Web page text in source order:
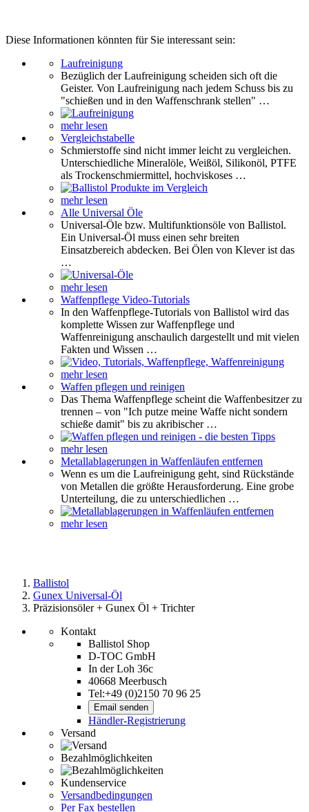
Diese Informationen könnten für Sie interessant sein:
Laufreinigung
Bezüglich der Laufreinigung scheiden sich oft die
Geister. Von Laufreinigung nach jedem Schuss bis zu
"schießen und in den Waffenschrank stellen" …
mehr lesen
Vergleichstabelle
Schmierstoffe sind nicht immer leicht zu vergleichen.
Unterschiedliche Mineralöle, Weißöl, Silikonöl, PTFE
als Trockenschmiermittel, hochviskoses …
mehr lesen
Alle Universal Öle
Universal-Öle bzw. Multifunktionsöle von Ballistol.
Ein Universal-Öl muss einen sehr breiten
Einsatzbereich abdecken. Bei Ölen von Klever ist das
…
mehr lesen
Waffenpflege Video-Tutorials
In den Waffenpflege-Tutorials von Ballistol wird das
komplette Wissen zur Waffenpflege und
Waffenreinigung anschaulich dargestellt und mit vielen
Fakten und Wissen …
mehr lesen
Waffen pflegen und reinigen
Das Thema Waffenpflege scheint die Waffenbesitzer zu
trennen – von "Ich putze meine Waffe nicht sondern
schieße damit" bis zu akribischer …
mehr lesen
Metallablagerungen in Waffenläufen entfernen
Wenn es um die Laufreinigung geht, sind Rückstände
von Metallen die größte Herausforderung. Eine grobe
Unterteilung, die zu unterschiedlichen …
mehr lesen
Ballistol
Gunex Universal-Öl
Präzisionsöler + Gunex Öl + Trichter
Kontakt
Ballistol Shop
D-TOC GmbH
In der Loh 36c
40668 Meerbusch
Tel:+49 (0)2150 70 96 25
Email senden
Händler-Registrierung
Versand
Bezahlmöglichkeiten
Kundenservice
Versandbedingungen
Per Fax bestellen